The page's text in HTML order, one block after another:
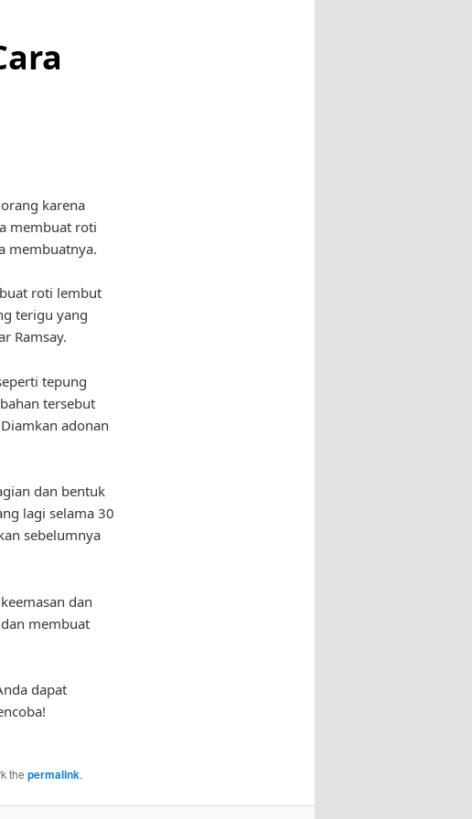
karena
membuat roti
membuatnya.
roti lembut
terigu yang
Ramsay.
tepung
tersebut
adonan
dan bentuk
lagi selama 30
sebelumnya
dan
membuat
dapat
the permalink.